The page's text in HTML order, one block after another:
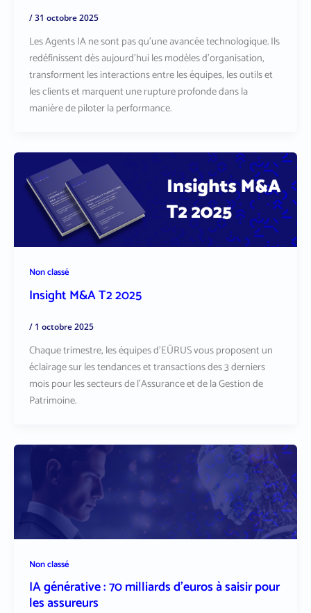
/31 octobre 2025
Les Agents IA ne sont pas qu’une avancée technologique. Ils
redéfinissent dès aujourd’hui les modèles d’organisation,
transforment les interactions entre les équipes, les outils et
les clients et marquent une rupture profonde dans la
manière de piloter la performance.
Non classé
Insight M&A T2 2025
/ 1 octobre 2025
Chaque trimestre, les équipes d’EÜRUS vous proposent un
éclairage sur les tendances et transactions des 3 derniers
mois pour les secteurs de l’Assurance et de la Gestion de
Patrimoine.
Non classé
IA générative : 70 milliards d’euros à saisir pour
les assureurs